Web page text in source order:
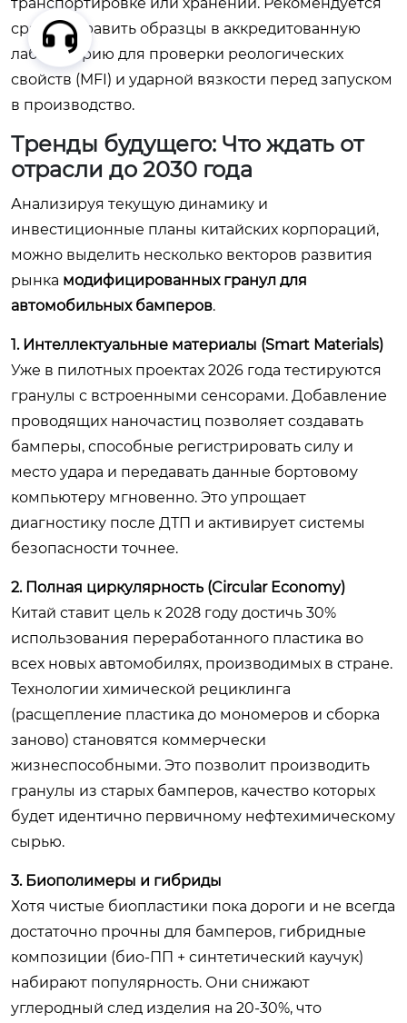
сразу отправить образцы в аккредитованную
лабораторию для проверки реологических
свойств (MFI) и ударной вязкости перед запуском
в производство.
Тренды будущего: Что ждать от
отрасли до 2030 года
Анализируя текущую динамику и
инвестиционные планы китайских корпораций,
можно выделить несколько векторов развития
рынка модифицированных гранул для
автомобильных бамперов.
1. Интеллектуальные материалы (Smart Materials)
Уже в пилотных проектах 2026 года тестируются
гранулы с встроенными сенсорами. Добавление
проводящих наночастиц позволяет создавать
бамперы, способные регистрировать силу и
место удара и передавать данные бортовому
компьютеру мгновенно. Это упрощает
диагностику после ДТП и активирует системы
безопасности точнее.
2. Полная циркулярность (Circular Economy)
Китай ставит цель к 2028 году достичь 30%
использования переработанного пластика во
всех новых автомобилях, производимых в стране.
Технологии химической рециклинга
(расщепление пластика до мономеров и сборка
заново) становятся коммерчески
жизнеспособными. Это позволит производить
гранулы из старых бамперов, качество которых
будет идентично первичному нефтехимическому
сырью.
3. Биополимеры и гибриды
Хотя чистые биопластики пока дороги и не всегда
достаточно прочны для бамперов, гибридные
композиции (био-ПП + синтетический каучук)
набирают популярность. Они снижают
углеродный след изделия на 20-30%, что